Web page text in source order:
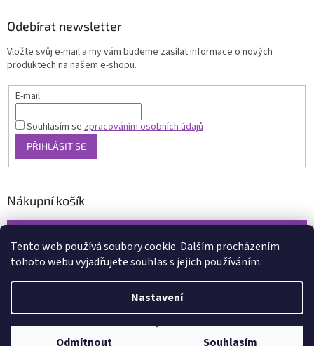
Tento web používá soubory cookie. Dalším procházením
tohoto webu vyjadřujete souhlas s jejich používáním.
Nastavení
Odmítnout Souhlasím
Odebírat newsletter
Vložte svůj e-mail a my vám budeme zasílat informace o nových
produktech na našem e-shopu.
E-mail
Souhlasím sezpracováním osobních údajů
PŘIHLÁSIT SE
Nákupní košík
Vytvořil Shoptet
Copyright 2026www.xcena.cz. Všechna práva vyhrazena.Upravit